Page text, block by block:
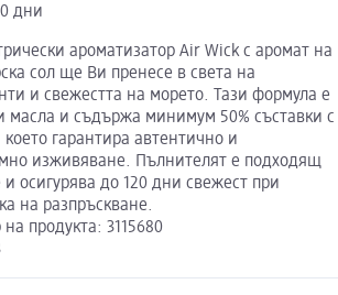
дни
ароматизатор Air Wick с аромат на
сол ще Ви пренесе в света на
и свежестта на морето. Тази формула е
масла и съдържа минимум 50% съставки с
гарантира автентично и
изживяване. Пълнителят е подходящ
осигурява до 120 дни свежест при
на разпръскване.
продукта: 3115680